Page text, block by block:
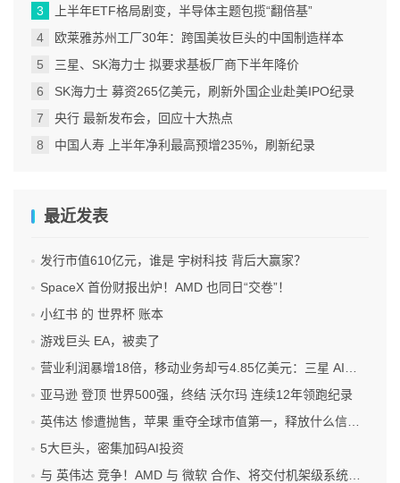
上半年ETF格局剧变，半导体主题包揽“翻倍基”
欧莱雅苏州工厂30年：跨国美妆巨头的中国制造样本
三星、SK海力士 拟要求基板厂商下半年降价
SK海力士 募资265亿美元，刷新外国企业赴美IPO纪录
央行 最新发布会，回应十大热点
中国人寿 上半年净利最高预增235%，刷新纪录
最近发表
发行市值610亿元，谁是 宇树科技 背后大赢家？
SpaceX 首份财报出炉！AMD 也同日“交卷”！
小红书 的 世界杯 账本
游戏巨头 EA，被卖了
营业利润暴增18倍，移动业务却亏4.85亿美元：三星 AI红利的另一面
亚马逊 登顶 世界500强，终结 沃尔玛 连续12年领跑纪录
英伟达 惨遭抛售，苹果 重夺全球市值第一，释放什么信号？
5大巨头，密集加码AI投资
与 英伟达 竞争！AMD 与 微软 合作、将交付机架级系统Helios